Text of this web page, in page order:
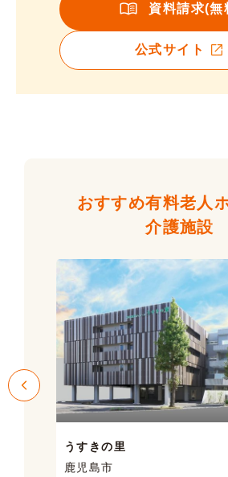
資料請求(無
公式サイト
おすすめ有料老人
介護施設
うすきの里
鹿児島市